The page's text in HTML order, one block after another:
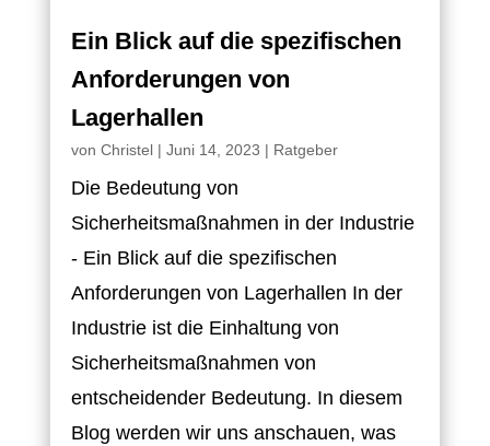
Ein Blick auf die spezifischen
Anforderungen von
Lagerhallen
von Christel| Juni 14, 2023 | Ratgeber
Die Bedeutung von
Sicherheitsmaßnahmen in der Industrie
- Ein Blick auf die spezifischen
Anforderungen von Lagerhallen In der
Industrie ist die Einhaltung von
Sicherheitsmaßnahmen von
entscheidender Bedeutung. In diesem
Blog werden wir uns anschauen, was